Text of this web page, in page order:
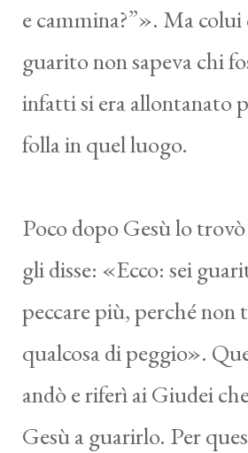
e cammina?”». Ma colui
guarito non sapeva chi
infatti si era allontanato
folla in quel luogo.
Poco dopo Gesù lo
gli disse: «Ecco: sei
peccare più, perché non
qualcosa di peggio».
andò e riferì ai Giudei
Gesù a guarirlo. Per